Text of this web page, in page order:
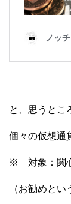
と、思うとこ
個々の仮想通
※ 対象：関
（お勧めとい